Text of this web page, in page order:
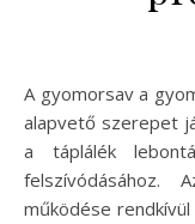
A gyomorsav a gyomorban található savas folyadék, amely
alapvető szerepet
a táplálék
felszívódásához.
működése